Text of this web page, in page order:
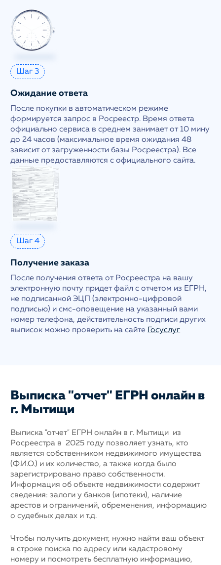
Шаг 3
Ожидание ответа
После покупки в автоматическом режиме
формируется запрос в Росреестр. Время ответа
официально сервиса в среднем занимает от 10 мину
до 24 часов (максимальное время ожидания 48
зависит от загруженности базы Росреестра). Все
данные предоставляются с официального сайта.
Шаг 4
Получение заказа
После получения ответа от Росреестра на вашу
электронную почту придет файл с отчетом из ЕГРН,
не подписанной ЭЦП (электронно-цифровой
подписью) и смс-оповещение на указанный вами
номер телефона, действительность подписи других
выписок можно проверить на сайте
Госуслуг
Выписка "отчет" ЕГРН онлайн в
г. Мытищи
Выписка "отчет" ЕГРН онлайн в г. Мытищи из
Росреестра в 2025 году позволяет узнать, кто
является собственником недвижимого имущества
(Ф.И.О.) и их количество, а также когда было
зарегистрировано право собственности.
Информация об объекте недвижимости содержит
сведения: залоги у банков (ипотеки), наличие
арестов и ограничений, обременения, информацию
о судебных делах и т.д.
Чтобы получить документ, нужно найти ваш объект
в строке поиска по адресу или кадастровому
номеру и посмотреть бесплатную информацию,